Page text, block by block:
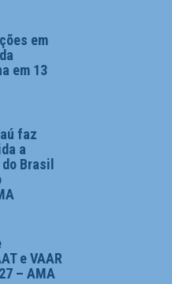
em
em 13
faz
a
Brasil
e VAAR
– AMA